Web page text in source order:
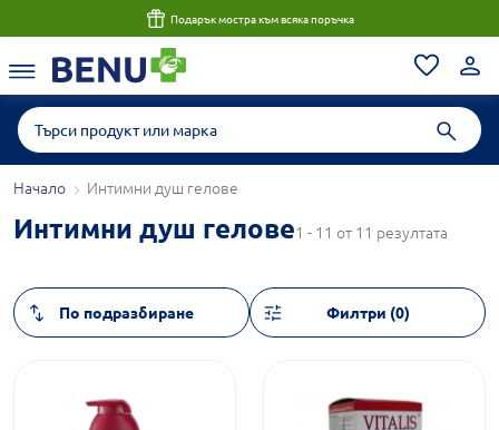
Подарък мостра към всяка поръчка
Начало Интимни душ гелове
Интимни душ гелове1 - 11 от 11 резултата
Филтри (0)